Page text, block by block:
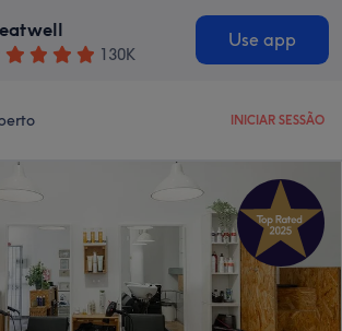
130K
Use app
INICIAR SESSÃO